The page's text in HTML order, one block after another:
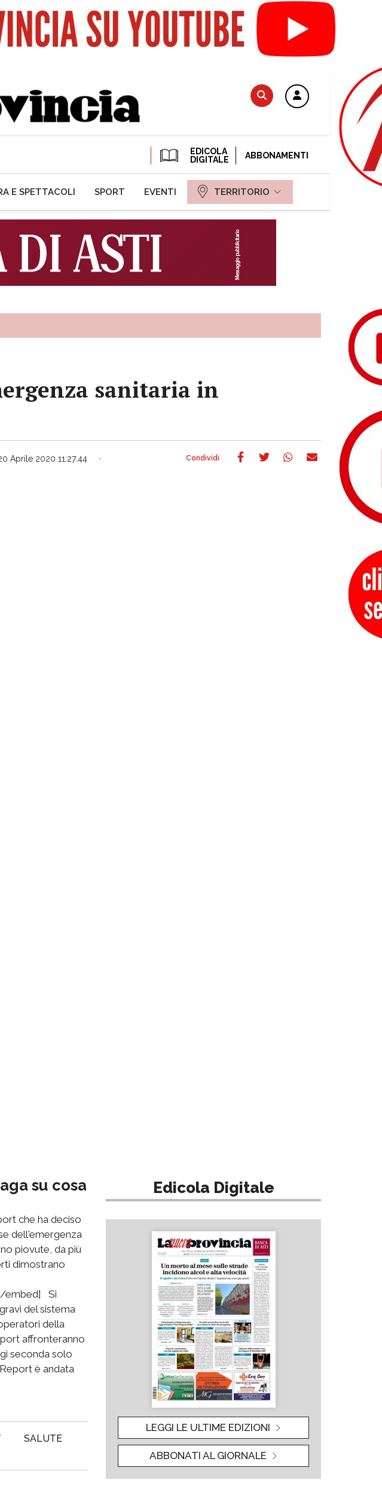
EDICOLA
DIGITALE
ABBONAMENTI
E SPETTACOLI SPORT EVENTI TERRITORIO
sanitaria in
Aprile 2020 11:27:44
su cosa
che ha deciso
dell'emergenza
piovute, da più
dimostrano
embed] Si
del sistema
della
affronteranno
seconda solo
è andata
SALUTE
Edicola Digitale
LEGGI LE ULTIME EDIZIONI
ABBONATI AL GIORNALE